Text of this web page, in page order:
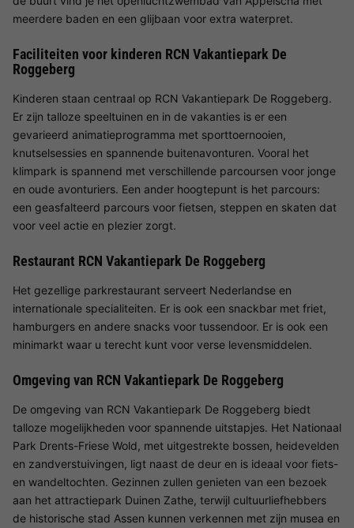
meerdere baden en een glijbaan voor extra waterpret.
Faciliteiten voor kinderen RCN Vakantiepark De
Roggeberg
Kinderen staan centraal op RCN Vakantiepark De Roggeberg.
Er zijn talloze speeltuinen en in de vakanties is er een
gevarieerd animatieprogramma met sporttoernooien,
knutselsessies en spannende buitenavonturen. Vooral het
klimpark is spannend met verschillende parcoursen voor jonge
en oude avonturiers. Een ander hoogtepunt is het parcours:
een geasfalteerd parcours voor fietsen, steppen en skaten dat
voor veel actie en plezier zorgt.
Restaurant RCN Vakantiepark De Roggeberg
Het gezellige parkrestaurant serveert Nederlandse en
internationale specialiteiten. Er is ook een snackbar met friet,
hamburgers en andere snacks voor tussendoor. Er is ook een
minimarkt waar u terecht kunt voor verse levensmiddelen.
Omgeving van RCN Vakantiepark De Roggeberg
De omgeving van RCN Vakantiepark De Roggeberg biedt
talloze mogelijkheden voor spannende uitstapjes. Het Nationaal
Park Drents-Friese Wold, met uitgestrekte bossen, heidevelden
en zandverstuivingen, ligt naast de deur en is ideaal voor fiets-
en wandeltochten. Gezinnen zullen genieten van een bezoek
aan het attractiepark Duinen Zathe, terwijl cultuurliefhebbers
de historische stad Assen kunnen verkennen met zijn musea en